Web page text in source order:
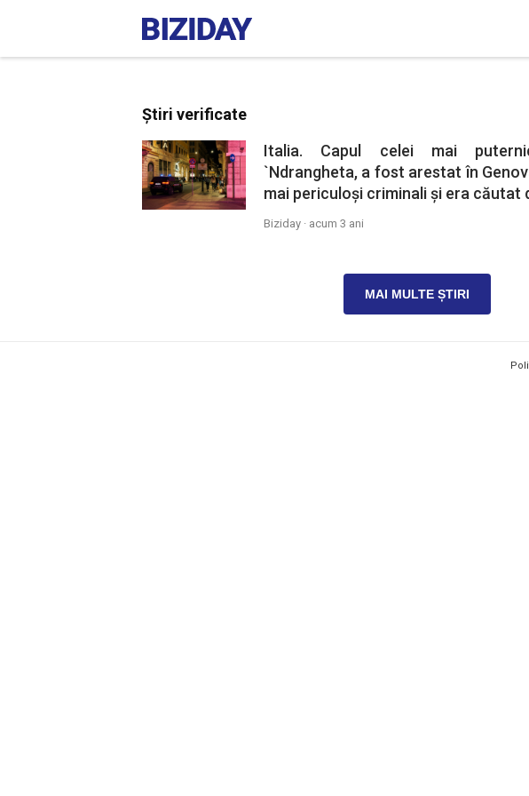
Știri verificate
Italia. Capul celei mai
`Ndrangheta, a fost arestat în
mai periculoși criminali și era căutat
Biziday · acum 3 ani
MAI MULTE ȘTIRI